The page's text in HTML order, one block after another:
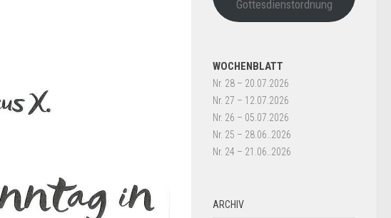
Gottesdienstordnung
WOCHENBLATT
Nr. 28 – 20.07.2026
Nr. 27 – 12.07.2026
Nr. 26 – 05.07.2026
Nr. 25 – 28.06..2026
Nr. 24 – 21.06..2026
ARCHIV